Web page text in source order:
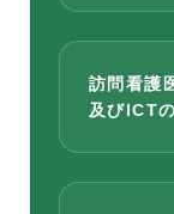
訪問看護
及びICT